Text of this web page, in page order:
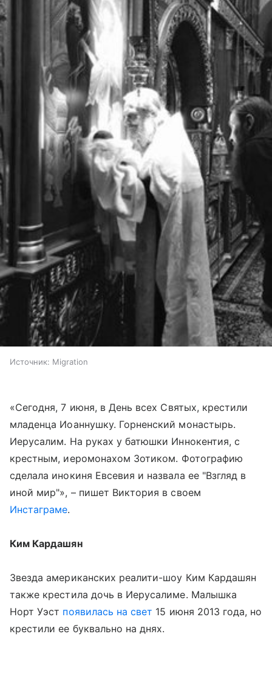
Источник: Migration
«Сегодня, 7 июня, в День всех Святых, крестили
младенца Иоаннушку. Горненский монастырь.
Иерусалим. На руках у батюшки Иннокентия, с
крестным, иеромонахом Зотиком. Фотографию
сделала инокиня Евсевия и назвала ее "Взгляд в
иной мир"», – пишет Виктория в своем
Инстаграме.
Ким Кардашян
Звезда американских реалити-шоу Ким Кардашян
также крестила дочь в Иерусалиме. Малышка
Норт Уэст появилась на свет 15 июня 2013 года, но
крестили ее буквально на днях.